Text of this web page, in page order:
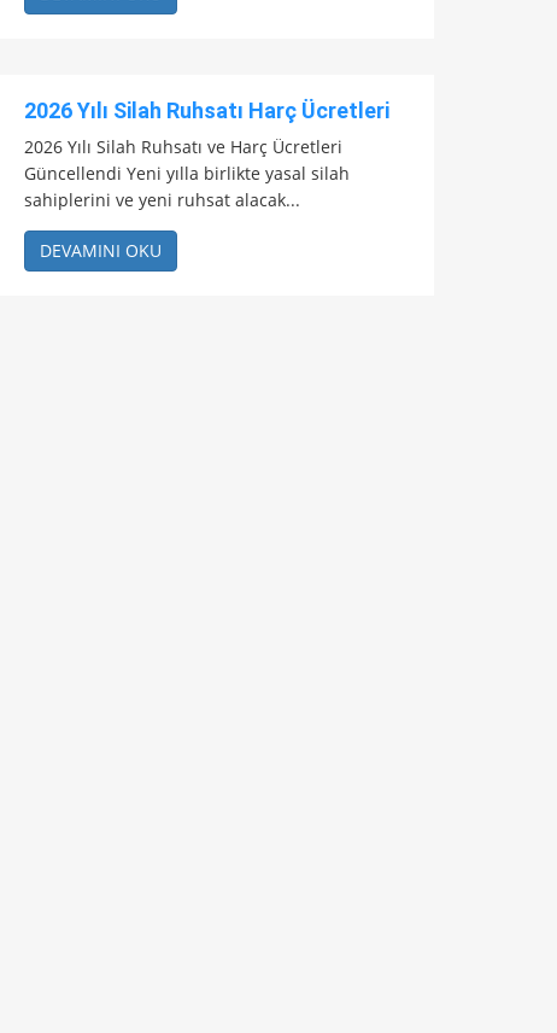
2026 Yılı Silah Ruhsatı Harç Ücretleri
2026 Yılı Silah Ruhsatı ve Harç Ücretleri
Güncellendi Yeni yılla birlikte yasal silah
sahiplerini ve yeni ruhsat alacak...
DEVAMINI OKU